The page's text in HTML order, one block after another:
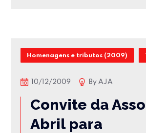
Homenagens e tributos (2009)
10/12/2009 ByAJA
Convite da
Abril para